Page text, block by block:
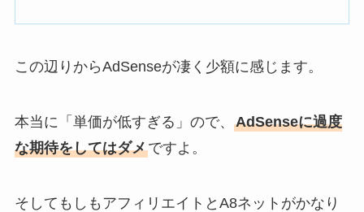
この辺りからAdSenseが凄く少額に感じます。
本当に「単価が低すぎる」ので、 AdSenseに過度
な期待をしてはダメですよ。
そしてもしもアフィリエイトとA8ネットがかなり